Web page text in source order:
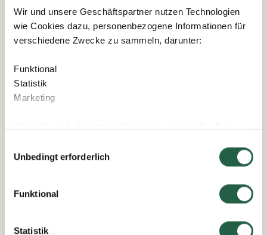
Wir und unsere Geschäftspartner nutzen Technologien
wie Cookies dazu, personenbezogene Informationen für
verschiedene Zwecke zu sammeln, darunter:
Funktional
Statistik
Marketing
entscheiden, welchen Zwecken Sie zustimmen, indem
Sie das Kästchen neben dem Zweck anklicken und auf
Sie auf das kleine Symbol unten links auf der Webseite
Unbedingt erforderlich
Funktional
Statistik